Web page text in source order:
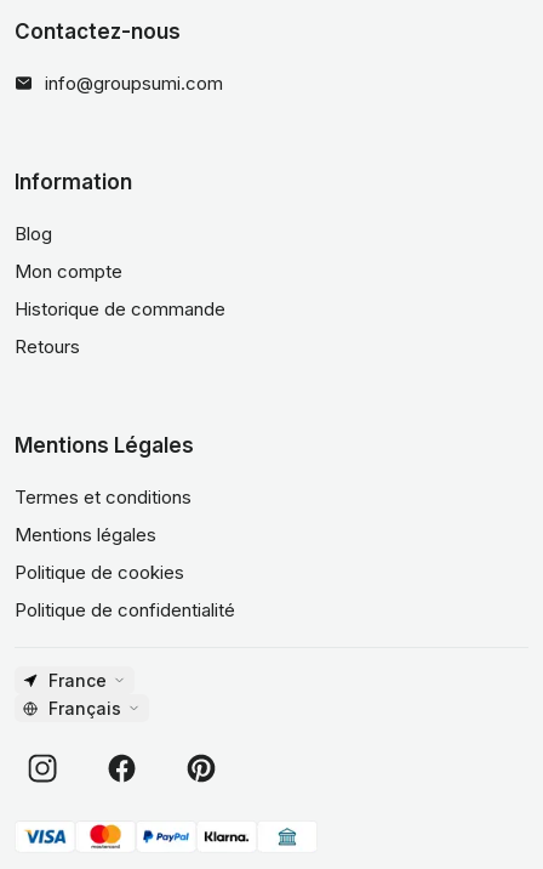
Contactez-nous
info@groupsumi.com
Information
Blog
Mon compte
Historique de commande
Retours
Mentions Légales
Termes et conditions
Mentions légales
Politique de cookies
Politique de confidentialité
France
Français